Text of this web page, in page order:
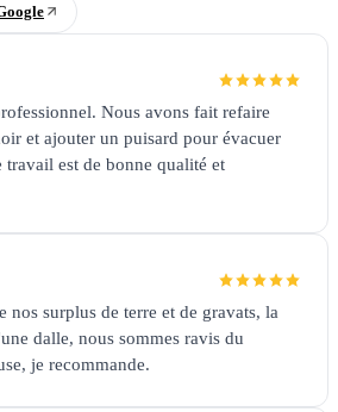
Nous avons fait refaire
et ajouter un puisard pour évacuer
est de bonne qualité et
nos surplus de terre et de gravats, la
dalle, nous sommes ravis du
je recommande.